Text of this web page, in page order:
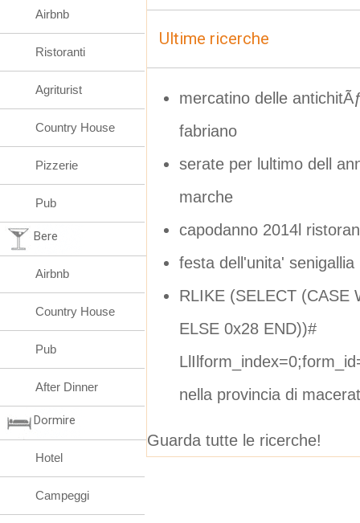
Ultime ricerche
mercatino delle
fabriano
serate per lultimo dell
marche
capodanno 2014l
festa dell'unita' senigallia
RLIKE (SELECT (CASE
ELSE 0x28 END))#
nella provincia di
Guarda tutte le ricerche!
Airbnb
Ristoranti
Agriturist
Country House
Pizzerie
Pub
Bere
Airbnb
Country House
Pub
After Dinner
Dormire
Hotel
Campeggi